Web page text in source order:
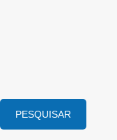
PESQUISAR